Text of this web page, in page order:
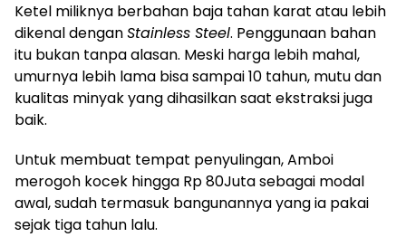
Ketel miliknya berbahan baja tahan karat atau lebih
dikenal denganStainless Steel. Penggunaan bahan
itu bukan tanpa alasan. Meski harga lebih mahal,
umurnya lebih lama bisa sampai 10 tahun, mutu dan
kualitas minyak yang dihasilkan saat ekstraksi juga
baik.
Untuk membuat tempat penyulingan, Amboi
merogoh kocek hingga Rp 80Juta sebagai modal
awal, sudah termasuk bangunannya yang ia pakai
sejak tiga tahun lalu.